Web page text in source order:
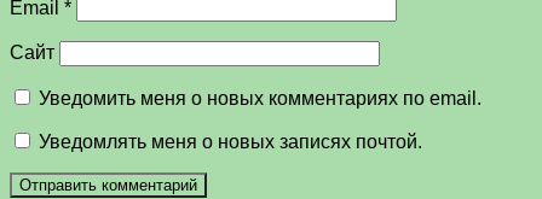
Email *
Сайт
Уведомить меня о новых комментариях по email.
Уведомлять меня о новых записях почтой.